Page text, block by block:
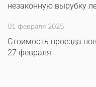
незаконную вырубку
01 февраля 2025
Стоимость проезда
27 февраля